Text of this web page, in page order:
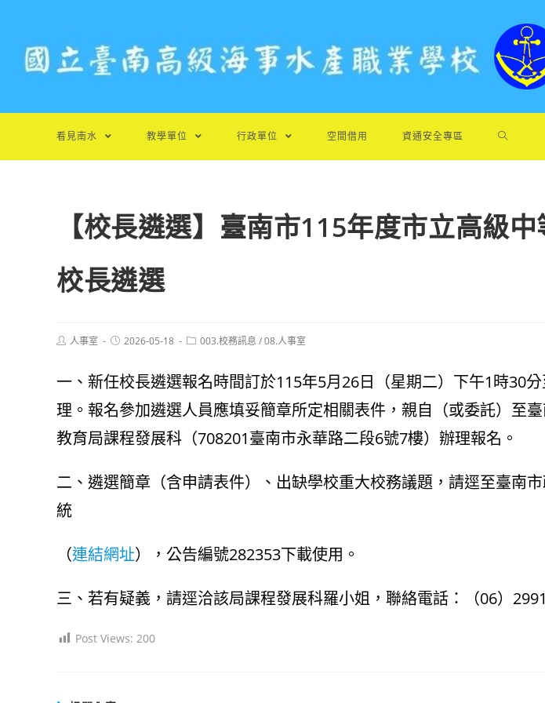
看見南水 教學單位 行政單位 空間借用 資通安全專區
【校長遴選】臺南市115年度市立高級
校長遴選
Post人事室
Post2026-05-18
Post003.校務訊息 /08.人事室
一、新任校長遴選報名時間訂於115年5月26日（星期二）下午1時30
理。報名參加遴選人員應填妥簡章所定相關表件，親自（或委託）至
教育局課程發展科（708201臺南市永華路二段6號7樓）辦理報名。
二、遴選簡章（含申請表件）、出缺學校重大校務議題，請逕至臺南
統
（連結網址），公告編號282353下載使用。
三、若有疑義，請逕洽該局課程發展科羅小姐，聯絡電話：（06）
Post Views: 200